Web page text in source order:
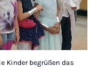
Kinder begrüßen das